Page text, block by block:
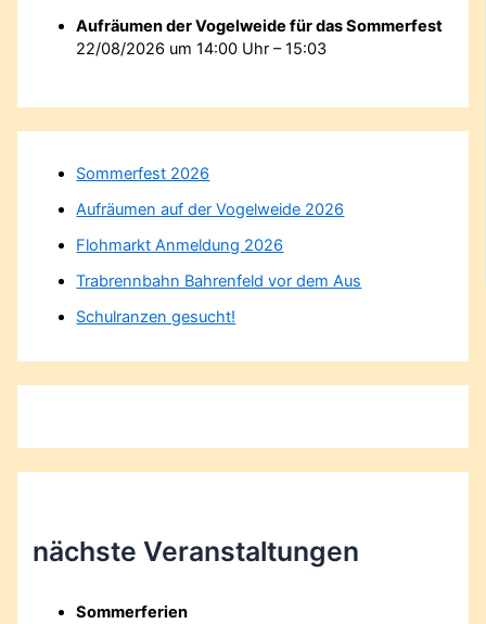
Aufräumen der Vogelweide für das Sommerfest
22/08/2026 um 14:00 Uhr – 15:03
Sommerfest 2026
Aufräumen auf der Vogelweide 2026
Flohmarkt Anmeldung 2026
Trabrennbahn Bahrenfeld vor dem Aus
Schulranzen gesucht!
nächste Veranstaltungen
Sommerferien